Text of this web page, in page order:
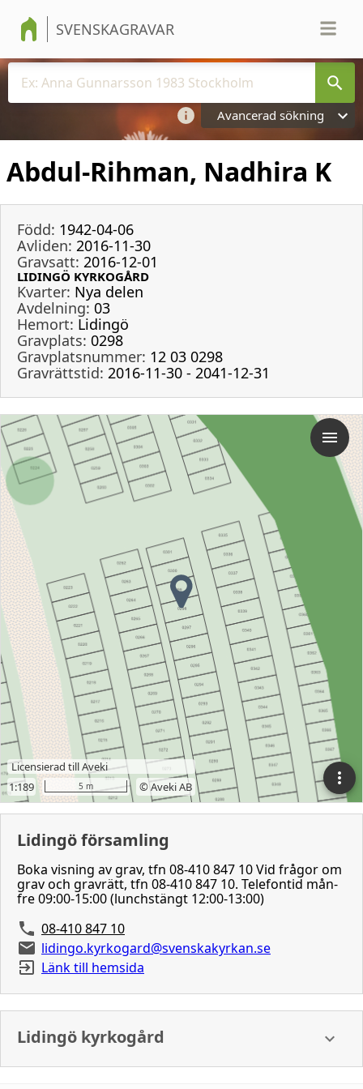
SVENSKAGRAVAR
Avancerad sökning
Abdul-Rihman, Nadhira K
Född: 1942-04-06
Avliden: 2016-11-30
Gravsatt: 2016-12-01
LIDINGÖ KYRKOGÅRD
Kvarter: Nya delen
Avdelning: 03
Hemort: Lidingö
Gravplats: 0298
Gravplatsnummer: 12 03 0298
Gravrättstid: 2016-11-30 - 2041-12-31
Lidingö församling
Boka visning av grav, tfn 08-410 847 10 Vid frågor om
grav och gravrätt, tfn 08-410 847 10. Telefontid mån-
fre 09:00-15:00 (lunchstängt 12:00-13:00)
08-410 847 10
lidingo.kyrkogard@svenskakyrkan.se
Länk till hemsida
Lidingö kyrkogård